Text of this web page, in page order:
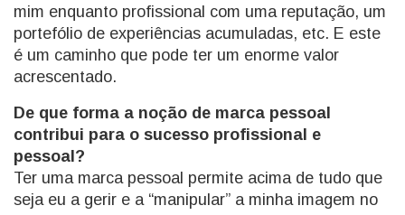
mim enquanto profissional com uma reputação, um
portefólio de experiências acumuladas, etc. E este
é um caminho que pode ter um enorme valor
acrescentado.
De que forma a noção de marca pessoal
contribui para o sucesso profissional e
pessoal?
Ter uma marca pessoal permite acima de tudo que
seja eu a gerir e a “manipular” a minha imagem no